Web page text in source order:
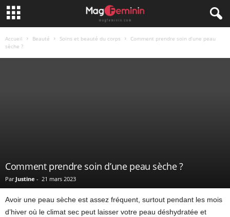
Accueil Beauté Soins et beauté du corps
Comment prendre soin d’une peau
sèche ?
Comment prendre soin d’une peau sèche ?
Par Justine - 21 mars 2023
Avoir une peau sèche est assez fréquent, surtout pendant les mois
d’hiver où le climat sec peut laisser votre peau déshydratée et